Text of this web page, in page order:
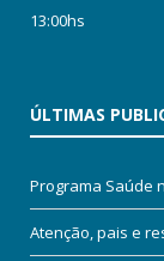
13:00hs
ÚLTIMAS
Programa Saúde
Atenção, pais e